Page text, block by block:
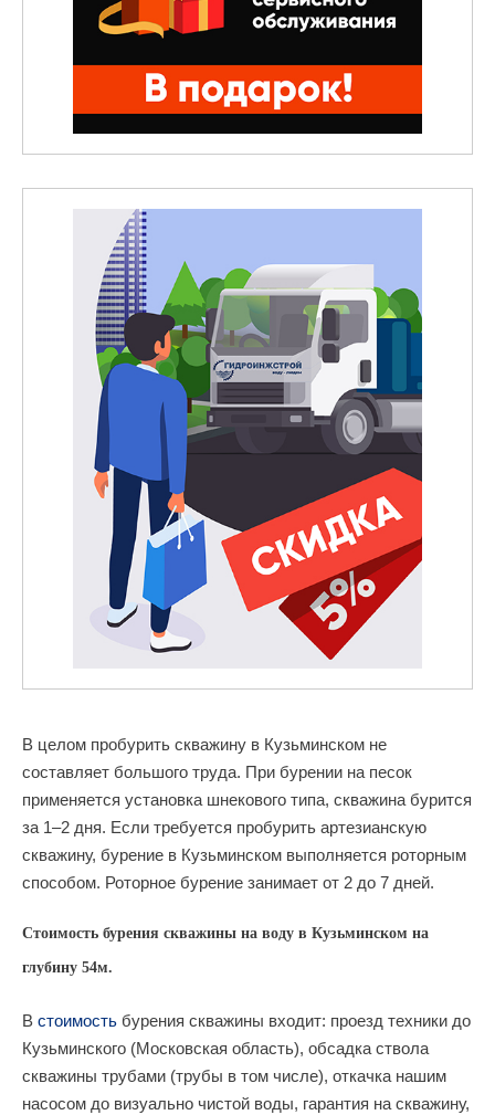
В целом пробурить скважину в Кузьминском не
составляет большого труда. При бурении на песок
применяется установка шнекового типа, скважина бурится
за 1–2 дня. Если требуется пробурить артезианскую
скважину, бурение в Кузьминском выполняется роторным
способом. Роторное бурение занимает от 2 до 7 дней.
Стоимость бурения скважины на воду в Кузьминском на
глубину 54м.
В стоимость бурения скважины входит: проезд техники до
Кузьминского (Московская область), обсадка ствола
скважины трубами (трубы в том числе), откачка нашим
насосом до визуально чистой воды, гарантия на скважину,